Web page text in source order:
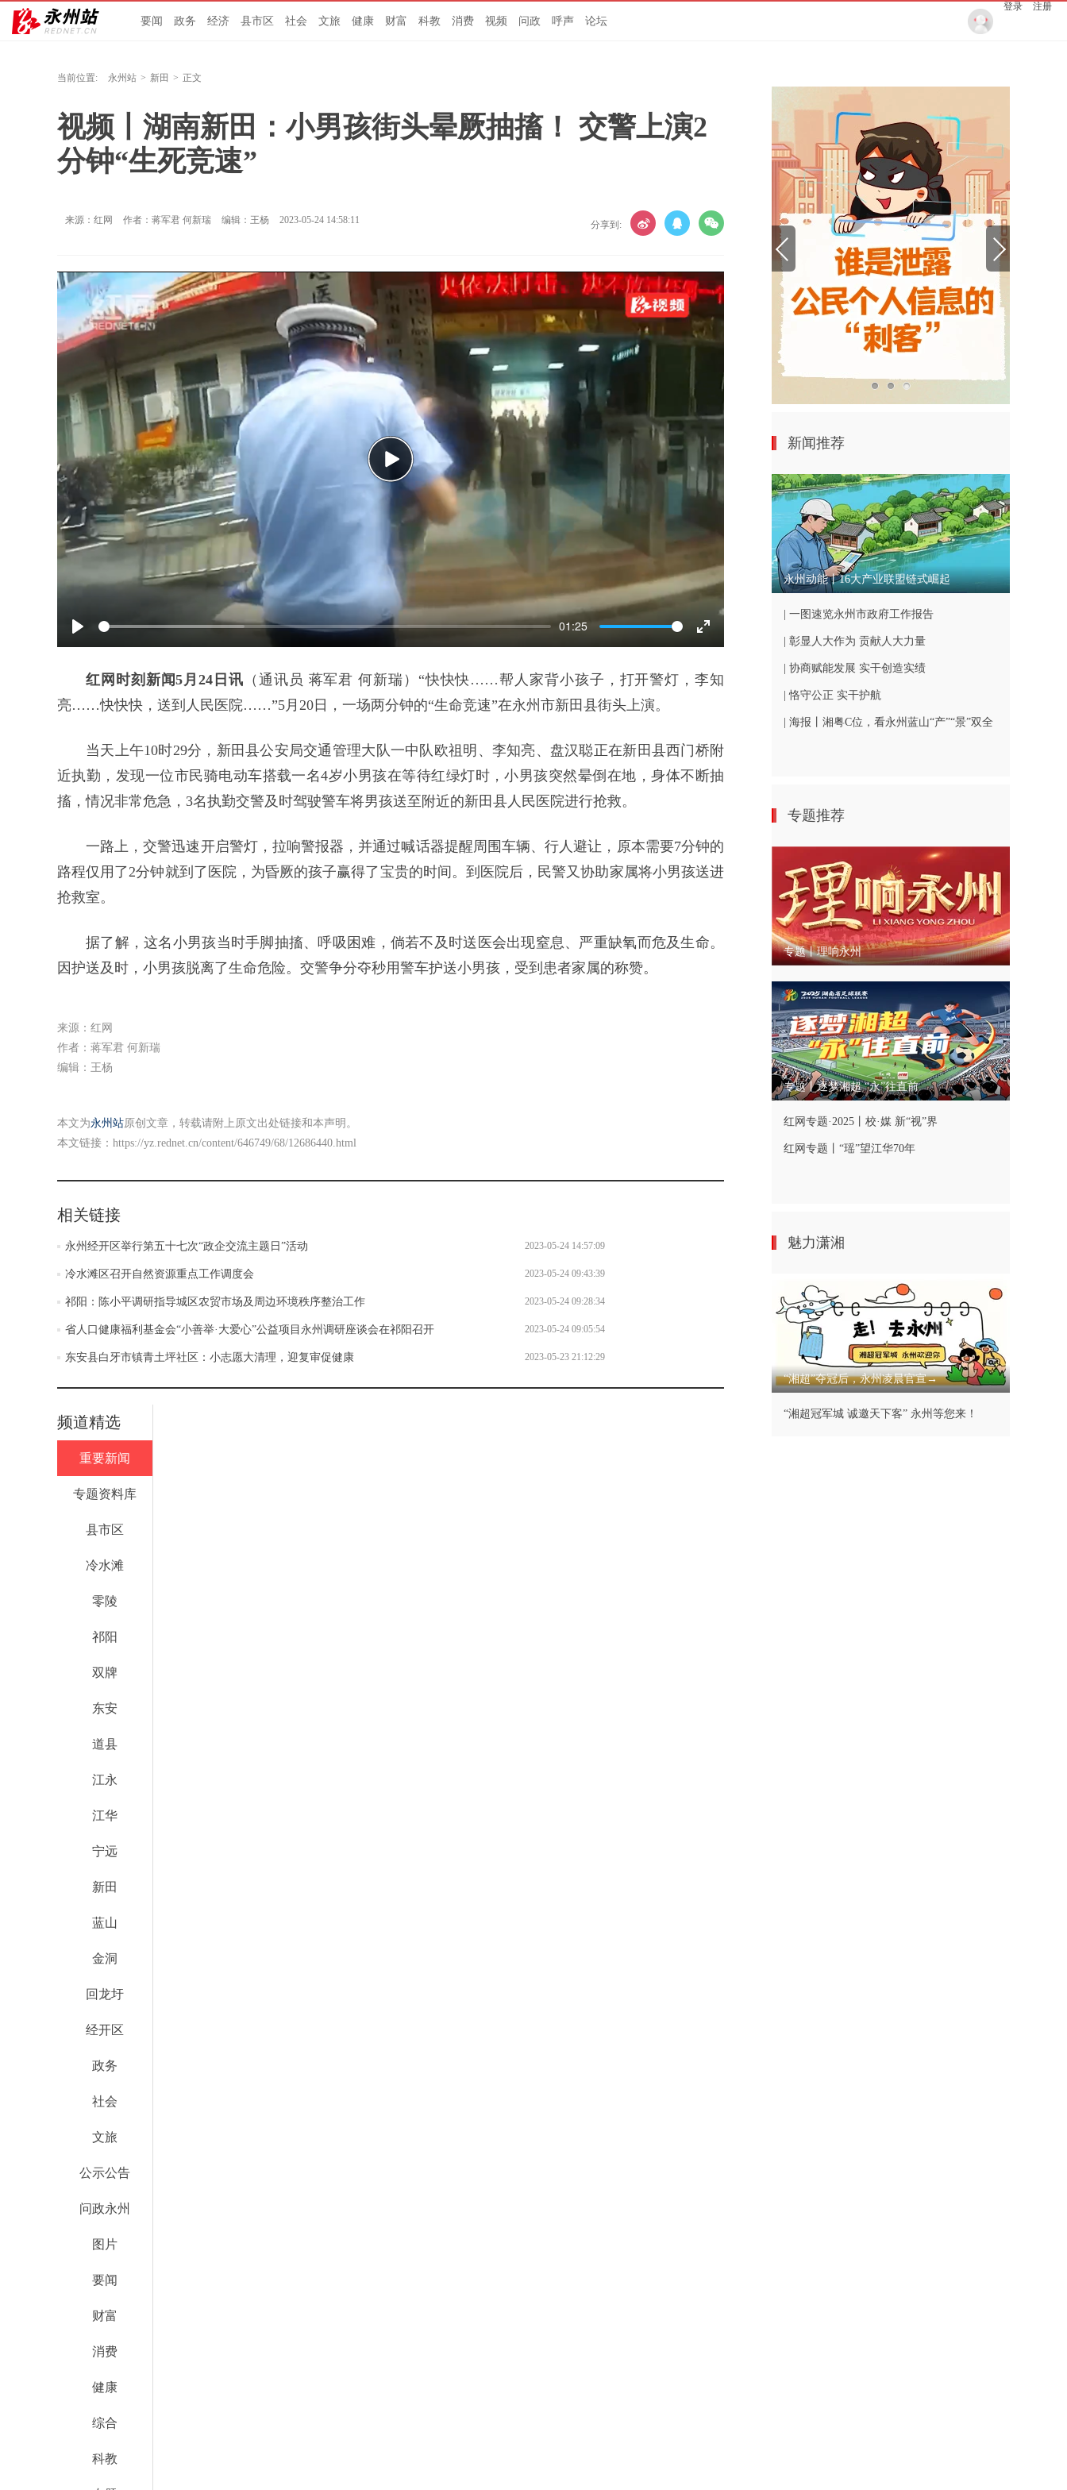
要闻 政务 经济 县市区 社会 文旅 健康 财富 科教 消费 视频 问政 呼声 论坛
登录 注册
当前位置: 永州站 > 新田 > 正文
视频丨湖南新田：小男孩街头晕厥抽搐！ 交警上演2
分钟“生死竞速”
来源：红网 作者：蒋军君 何新瑞 编辑：王杨 2023-05-24 14:58:11 分享到:
Play
01:25
Enter
fullscreen
Play
红网时刻新闻5月24日讯 （通讯员 蒋军君 何新瑞）“快快快……帮人家背小孩子，打开警灯，李知
亮……快快快，送到人民医院……”5月20日，一场两分钟的“生命竞速”在永州市新田县街头上演。
当天上午10时29分，新田县公安局交通管理大队一中队欧祖明、李知亮、盘汉聪正在新田县西门桥附
近执勤，发现一位市民骑电动车搭载一名4岁小男孩在等待红绿灯时，小男孩突然晕倒在地，身体不断抽
搐，情况非常危急，3名执勤交警及时驾驶警车将男孩送至附近的新田县人民医院进行抢救。
一路上，交警迅速开启警灯，拉响警报器，并通过喊话器提醒周围车辆、行人避让，原本需要7分钟的
路程仅用了2分钟就到了医院，为昏厥的孩子赢得了宝贵的时间。到医院后，民警又协助家属将小男孩送进
抢救室。
据了解，这名小男孩当时手脚抽搐、呼吸困难，倘若不及时送医会出现窒息、严重缺氧而危及生命。
因护送及时，小男孩脱离了生命危险。交警争分夺秒用警车护送小男孩，受到患者家属的称赞。
来源：红网
作者：蒋军君 何新瑞
编辑：王杨
本文为永州站原创文章，转载请附上原文出处链接和本声明。
本文链接： https://yz.rednet.cn/content/646749/68/12686440.html
相关链接
永州经开区举行第五十七次“政企交流主题日”活动 2023-05-24 14:57:09
冷水滩区召开自然资源重点工作调度会 2023-05-24 09:43:39
祁阳：陈小平调研指导城区农贸市场及周边环境秩序整治工作 2023-05-24 09:28:34
省人口健康福利基金会“小善举·大爱心”公益项目永州调研座谈会在祁阳召开 2023-05-24 09:05:54
东安县白牙市镇青土坪社区：小志愿大清理，迎复审促健康 2023-05-23 21:12:29
频道精选
重要新闻
专题资料库
县市区
冷水滩
零陵
祁阳
双牌
东安
道县
江永
江华
宁远
新田
蓝山
金洞
回龙圩
经开区
政务
社会
文旅
公示公告
问政永州
图片
要闻
财富
消费
健康
综合
科教
新闻推荐
永州动能丨16大产业联盟链式崛起
| 一图速览永州市政府工作报告
| 彰显人大作为 贡献人大力量
| 协商赋能发展 实干创造实绩
| 恪守公正 实干护航
| 海报丨湘粤C位，看永州蓝山“产”“景”双全
专题推荐
专题丨理响永州
专题丨逐梦湘超 “永”往直前
红网专题·2025丨校·媒 新“视”界
红网专题丨“瑶”望江华70年
魅力潇湘
“湘超”夺冠后，永州凌晨官宣→
“湘超冠军城 诚邀天下客” 永州等您来！